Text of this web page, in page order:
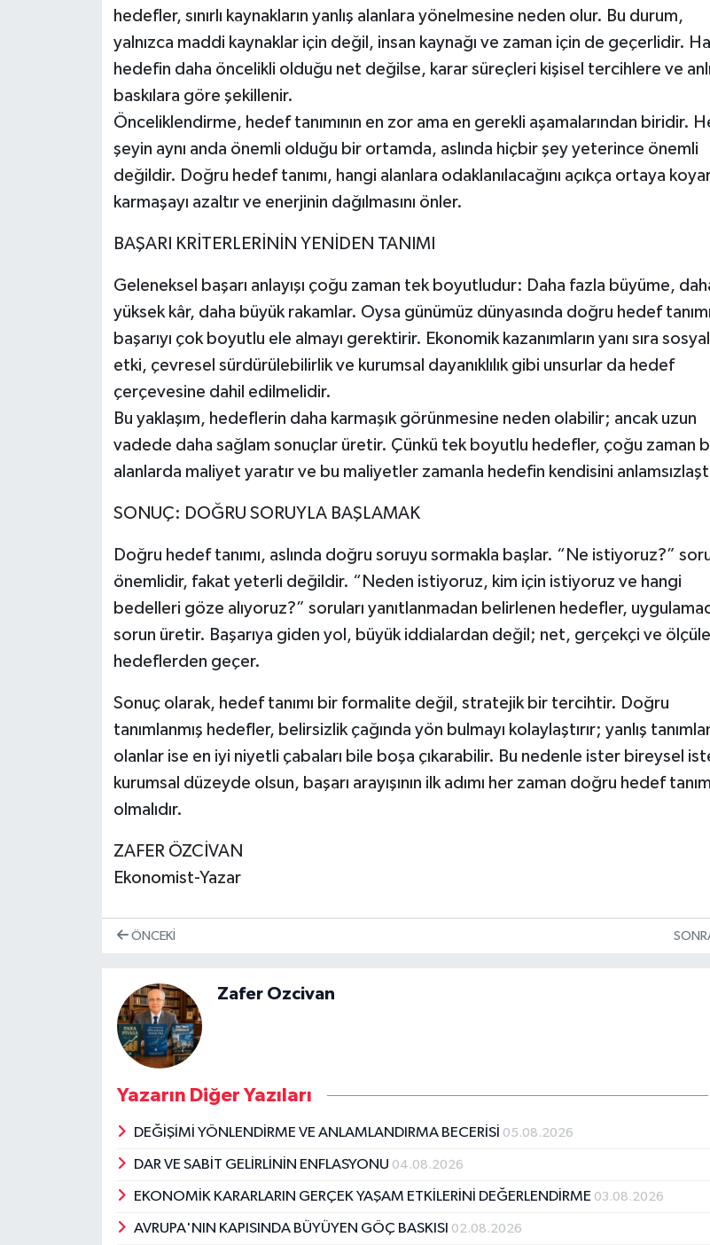
hedefler, sınırlı kaynakların yanlış alanlara yönelmesine neden olur. Bu durum,
yalnızca maddi kaynaklar için değil, insan kaynağı ve zaman için de geçerlidir.
hedefin daha öncelikli olduğu net değilse, karar süreçleri kişisel tercihlere ve
baskılara göre şekillenir.
Önceliklendirme, hedef tanımının en zor ama en gerekli aşamalarından biridir.
şeyin aynı anda önemli olduğu bir ortamda, aslında hiçbir şey yeterince önemli
değildir. Doğru hedef tanımı, hangi alanlara odaklanılacağını açıkça ortaya
karmaşayı azaltır ve enerjinin dağılmasını önler.
BAŞARI KRİTERLERİNİN YENİDEN TANIMI
Geleneksel başarı anlayışı çoğu zaman tek boyutludur: Daha fazla büyüme,
yüksek kâr, daha büyük rakamlar. Oysa günümüz dünyasında doğru hedef
başarıyı çok boyutlu ele almayı gerektirir. Ekonomik kazanımların yanı sıra sosyal
etki, çevresel sürdürülebilirlik ve kurumsal dayanıklılık gibi unsurlar da hedef
çerçevesine dahil edilmelidir.
Bu yaklaşım, hedeflerin daha karmaşık görünmesine neden olabilir; ancak uzun
vadede daha sağlam sonuçlar üretir. Çünkü tek boyutlu hedefler, çoğu zaman
alanlarda maliyet yaratır ve bu maliyetler zamanla hedefin kendisini
SONUÇ: DOĞRU SORUYLA BAŞLAMAK
Doğru hedef tanımı, aslında doğru soruyu sormakla başlar. “Ne istiyoruz?”
önemlidir, fakat yeterli değildir. “Neden istiyoruz, kim için istiyoruz ve hangi
bedelleri göze alıyoruz?” soruları yanıtlanmadan belirlenen hedefler,
sorun üretir. Başarıya giden yol, büyük iddialardan değil; net, gerçekçi ve
hedeflerden geçer.
Sonuç olarak, hedef tanımı bir formalite değil, stratejik bir tercihtir. Doğru
tanımlanmış hedefler, belirsizlik çağında yön bulmayı kolaylaştırır; yanlış
olanlar ise en iyi niyetli çabaları bile boşa çıkarabilir. Bu nedenle ister bireysel
kurumsal düzeyde olsun, başarı arayışının ilk adımı her zaman doğru hedef
olmalıdır.
ZAFER ÖZCİVAN
Ekonomist-Yazar
ÖNCEKI
Zafer Ozcivan
Yazarın Diğer Yazıları
DEĞİŞİMİ YÖNLENDİRME VE ANLAMLANDIRMA BECERİSİ 05.08.2026
DAR VE SABİT GELİRLİNİN ENFLASYONU 04.08.2026
EKONOMİK KARARLARIN GERÇEK YAŞAM ETKİLERİNİ DEĞERLENDİRME 03.08.2026
AVRUPA'NIN KAPISINDA BÜYÜYEN GÖÇ BASKISI 02.08.2026